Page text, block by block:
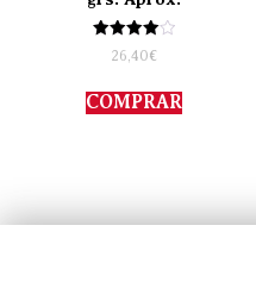
Valorado
con
de 5
26,40€
COMPRAR